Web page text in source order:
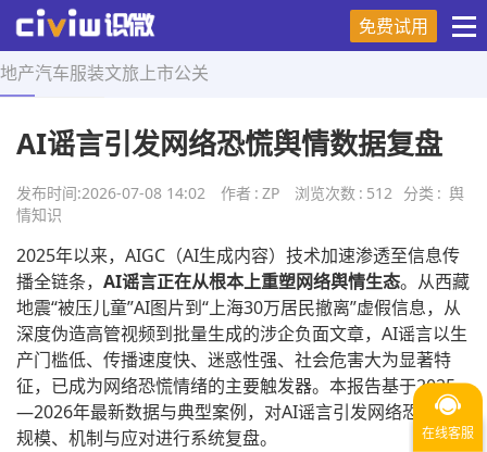
免费试用
地产汽车服装文旅 上市公关
首页 > 舆情知识 > 正文
AI谣言引发网络恐慌舆情数据复盘
发布时间:2026-07-08 14:02 作者 : ZP 浏览次数 : 512 分类 : 舆
情知识
2025年以来，AIGC（AI生成内容）技术加速渗透至信息传
播全链条， AI谣言正在从根本上重塑网络舆情生态。从西藏
地震“被压儿童”AI图片到“上海30万居民撤离”虚假信息，从
深度伪造高管视频到批量生成的涉企负面文章，AI谣言以生
产门槛低、传播速度快、迷惑性强、社会危害大为显著特
征，已成为网络恐慌情绪的主要触发器。本报告基于2025
—2026年最新数据与典型案例，对AI谣言引发网络恐慌的
规模、机制与应对进行系统复盘。